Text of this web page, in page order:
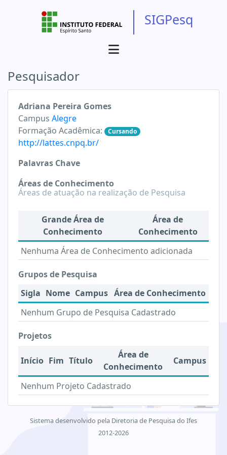
SIGPesq
Pesquisador
Adriana Pereira Gomes
Campus Alegre
Formação Acadêmica:
Cursando
http://lattes.cnpq.br/
Palavras Chave
Áreas de Conhecimento
Áreas de atuação na realização de Pesquisa
Grande Área de
Conhecimento
Área de
Conhecimento
Nenhuma Área de Conhecimento adicionada
Grupos de Pesquisa
Sigla Nome Campus Área de Conhecimento
Nenhum Grupo de Pesquisa Cadastrado
Projetos
Início Fim Título
Área de
Conhecimento
Campus
Nenhum Projeto Cadastrado
Sistema desenvolvido pela Diretoria de Pesquisa do Ifes
2012-2026